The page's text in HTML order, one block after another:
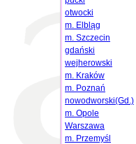
otwocki
m. Elbląg
m. Szczecin
gdański
wejherowski
m. Kraków
m. Poznań
nowodworski(Gd.)
m. Opole
Warszawa
m. Przemyśl